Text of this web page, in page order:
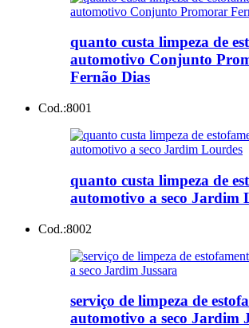
quanto custa limpeza de
automotivo Conjunto
Fernão Dias
Cod.:8001
quanto custa limpeza de
automotivo a seco Jardim
Cod.:8002
serviço de limpeza de
automotivo a seco Jardim